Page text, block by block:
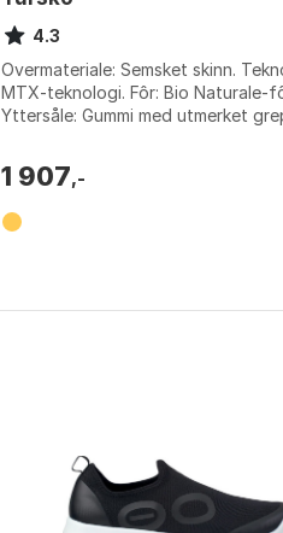
4.3
Overmateriale: Semsket skinn.
MTX-teknologi. Fôr: Bio Naturale-
Yttersåle: Gummi med utmerket
1 907,-